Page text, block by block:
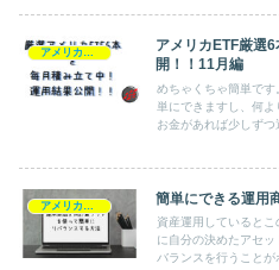
アメリカETF厳選
開！！11月編
めちゃくちゃ簡単で
単にできますし、何
お金があれば少しずつ
簡単にできる運用
資産運用していると
に自分の決めたアセ
バランスを行うこと